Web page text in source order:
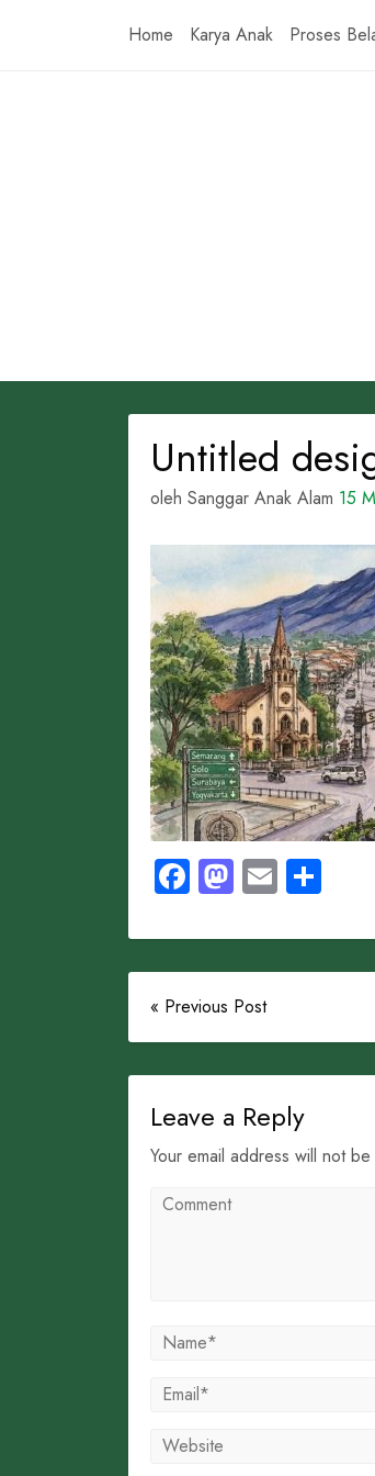
Home Karya Anak Proses
Untitled
oleh Sanggar Anak Alam 15
Facebook
Mastodon
Email
« Previous Post
Leave a Reply
Your email address will not